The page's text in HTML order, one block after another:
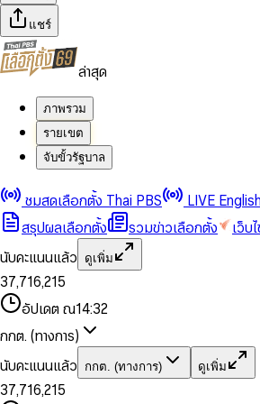
แชร์
ล่าสุด
ภาพรวม
รายเขต
จับขั้วรัฐบาล
ชมสดเลือกตั้ง Thai PBS LIVE
สรุปผลเลือกตั้ง
รวมข่าวเลือกตั้ง
เว็บ
นับคะแนนแล้ว
ดูเพิ่ม
0
1
2
3
4
5
6
8
9
2
3
4
5
6
7
8
9
,
0
2
4
6
7
8
9
0
1
2
3
4
5
6
7
8
1
3
5
6
7
8
9
,
1
2
4
5
7
8
9
0
1
3
4
6
7
8
0
2
3
4
5
7
8
อัปเดต ณ14:32
กกต. (ทางการ)
นับคะแนนแล้ว
กกต. (ทางการ) ดูเพิ่ม
0
1
2
3
0
1
2
4
5
6
7,
0
1
2
4
6
7
0
1
0
1
3
5
6,
1
2
0
1
0
2
3
4
5